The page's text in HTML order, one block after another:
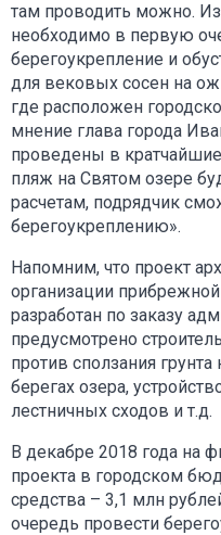
там проводить можно.
необходимо в первую
берегоукрепление и
для вековых сосен на
где расположен
мнение глава города
проведены в
пляж на Святом озере
расчетам, подрядчик
берегоукреплению».
Напомним, что проект
организации
разработан по заказу
предусмотрено
против сползания
берегах озера,
лестничных сходов и т.д.
В декабре 2018 года на
проекта в городском
средства – 3,1 млн
очередь провести